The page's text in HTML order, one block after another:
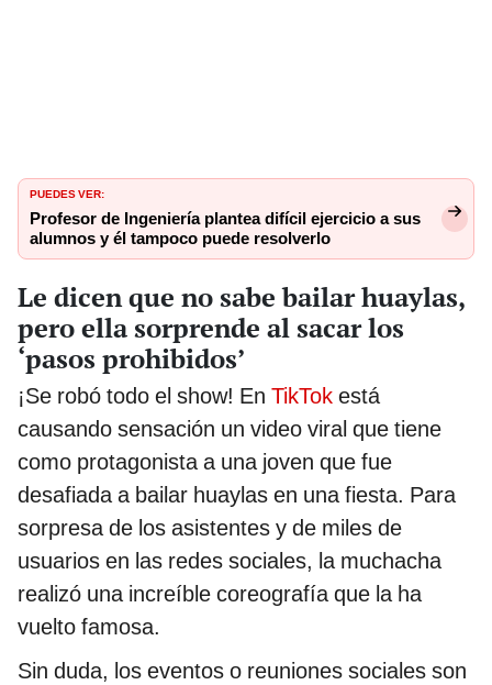
PUEDES VER:
Profesor de Ingeniería plantea difícil ejercicio a sus
alumnos y él tampoco puede resolverlo
Le dicen que no sabe bailar huaylas,
pero ella sorprende al sacar los
‘pasos prohibidos’
¡Se robó todo el show! En TikTok está
causando sensación un video viral que tiene
como protagonista a una joven que fue
desafiada a bailar huaylas en una fiesta. Para
sorpresa de los asistentes y de miles de
usuarios en las redes sociales, la muchacha
realizó una increíble coreografía que la ha
vuelto famosa.
Sin duda, los eventos o reuniones sociales son